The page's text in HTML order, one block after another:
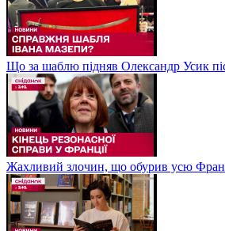
Що за шаблю підняв Олександр Усик
Жахливий злочин, що обурив усю